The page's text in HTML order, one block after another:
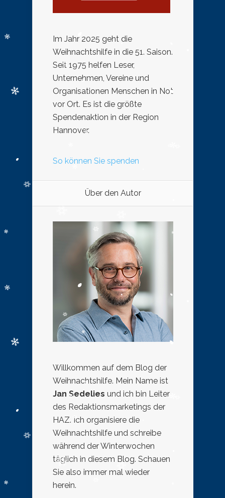
Im Jahr 2025 geht die
Weihnachtshilfe in die 51. Saison.
Seit 1975 helfen Leser,
Unternehmen, Vereine und
Organisationen Menschen in Not
vor Ort. Es ist die größte
Spendenaktion in der Region
Hannover.
So können Sie spenden
Über den Autor
Willkommen auf dem Blog der
Weihnachtshilfe. Mein Name ist
Jan Sedelies und ich bin Leiter
des Redaktionsmarketings der
HAZ. Ich organisiere die
Weihnachtshilfe und schreibe
während der Winterwochen
täglich in diesem Blog. Schauen
Sie also immer mal wieder
herein.